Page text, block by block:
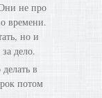
не про
времени.
но и
дело.
в
потом